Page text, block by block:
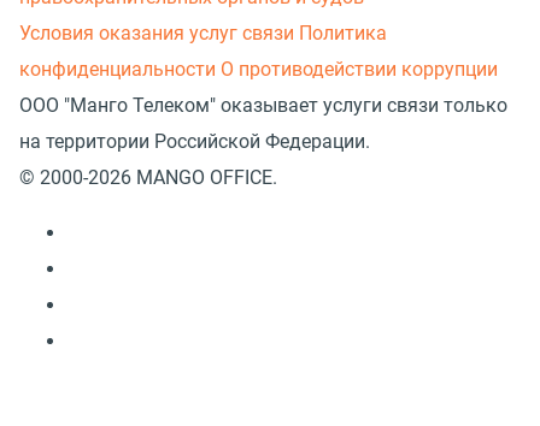
Условия оказания услуг связи Политика
конфиденциальности О противодействии коррупции
ООО "Манго Телеком" оказывает услуги связи только
на территории Российской Федерации.
© 2000-2026 MANGO OFFICE.